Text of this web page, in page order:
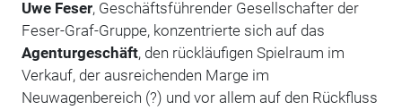
Uwe Feser, Geschäftsführender Gesellschafter der
Feser-Graf-Gruppe, konzentrierte sich auf das
Agenturgeschäft, den rückläufigen Spielraum im
Verkauf, der ausreichenden Marge im
Neuwagenbereich (?) und vor allem auf den Rückfluss